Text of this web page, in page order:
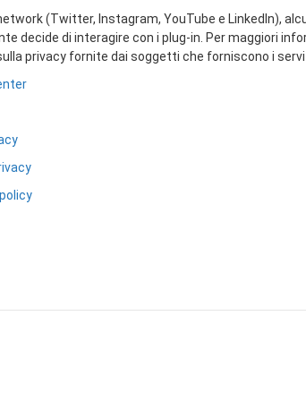
(Twitter, Instagram, YouTube e LinkedIn),
decide di interagire con i plug-in. Per maggiori
privacy fornite dai soggetti che forniscono i